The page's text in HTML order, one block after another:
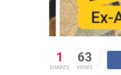
1
SHARES
63
VIEWS